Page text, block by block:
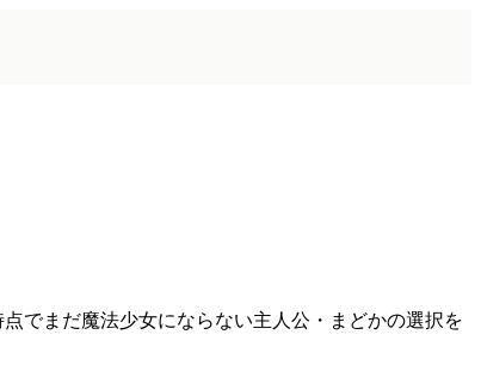
でまだ魔法少女にならない主人公・まどかの選択を